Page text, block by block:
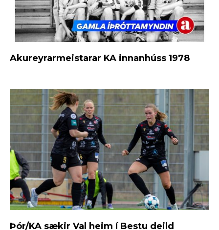
Akureyrarmeistarar KA innanhúss 1978
Þór/KA sækir Val heim í Bestu deild